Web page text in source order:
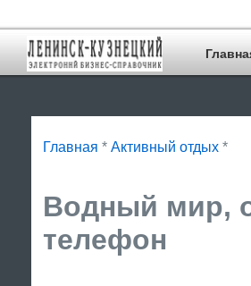
Главная * Активный отдых *
Водный мир,
телефон